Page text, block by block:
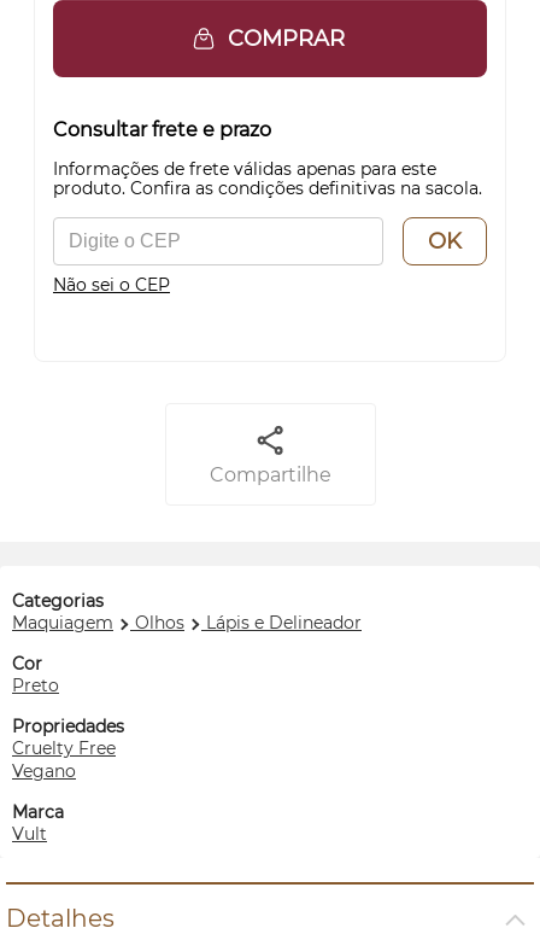
COMPRAR
Consultar frete e prazo
Informações de frete válidas apenas para este
produto. Confira as condições definitivas na sacola.
OK
Não sei o CEP
Compartilhe
Categorias
Maquiagem
Olhos
Lápis e Delineador
Cor
Preto
Propriedades
Cruelty Free
Vegano
Marca
Vult
Detalhes